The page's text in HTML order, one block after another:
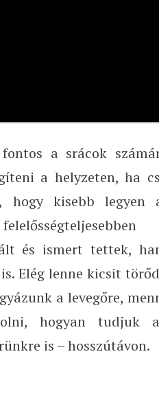
a srácok
a helyzeten, ha
hogy kisebb legyen
és ismert tettek,
Elég lenne kicsit
a levegőre,
hogyan tudjuk
is – hosszútávon.